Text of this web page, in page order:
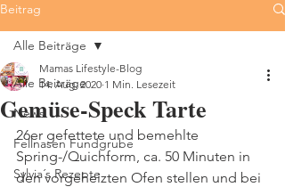
Beitrag
Alle Beiträge
News
Fellnasen Fundgrube
Sylvia´s Rezepte
Alle Beiträge
Gemüse-Speck Tarte
Mamas Lifestyle-Blog
14. Aug. 2020 1 Min. Lesezeit
26er gefettete und bemehlte
Spring-/Quichform, ca. 50 Minuten in
den vorgeheizten Ofen stellen und bei